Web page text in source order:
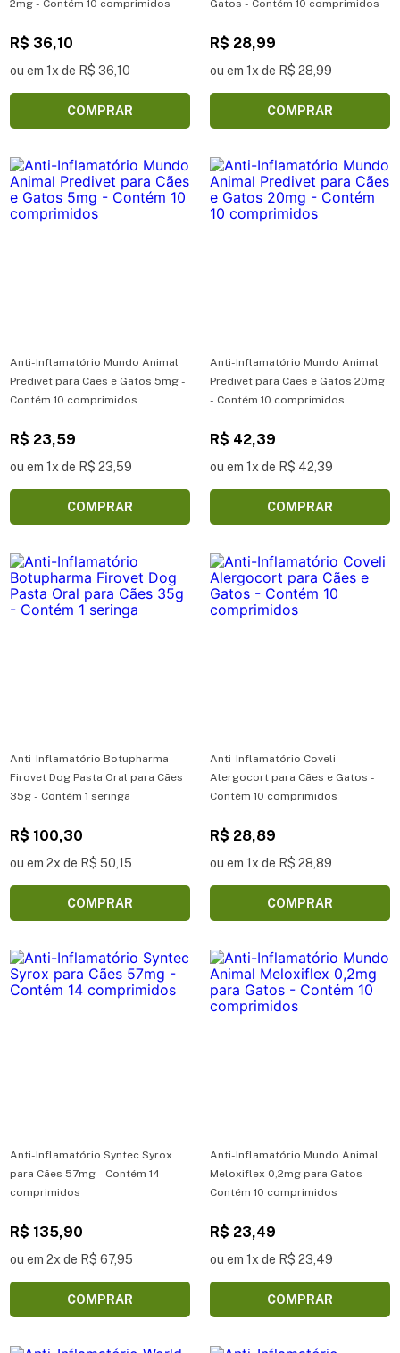
2mg - Contém 10 comprimidos
R$ 36,10
ou em 1x de R$ 36,10
COMPRAR
Gatos - Contém 10 comprimidos
R$ 28,99
ou em 1x de R$ 28,99
COMPRAR
Anti-Inflamatório Mundo Animal
Predivet para Cães e Gatos 5mg -
Contém 10 comprimidos
R$ 23,59
ou em 1x de R$ 23,59
COMPRAR
Anti-Inflamatório Mundo Animal
Predivet para Cães e Gatos 20mg
- Contém 10 comprimidos
R$ 42,39
ou em 1x de R$ 42,39
COMPRAR
Anti-Inflamatório Botupharma
Firovet Dog Pasta Oral para Cães
35g - Contém 1 seringa
R$ 100,30
ou em 2x de R$ 50,15
COMPRAR
Anti-Inflamatório Coveli
Alergocort para Cães e Gatos -
Contém 10 comprimidos
R$ 28,89
ou em 1x de R$ 28,89
COMPRAR
Anti-Inflamatório Syntec Syrox
para Cães 57mg - Contém 14
comprimidos
R$ 135,90
ou em 2x de R$ 67,95
COMPRAR
Anti-Inflamatório Mundo Animal
Meloxiflex 0,2mg para Gatos -
Contém 10 comprimidos
R$ 23,49
ou em 1x de R$ 23,49
COMPRAR